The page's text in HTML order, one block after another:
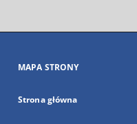
MAPA STRONY
Strona główna